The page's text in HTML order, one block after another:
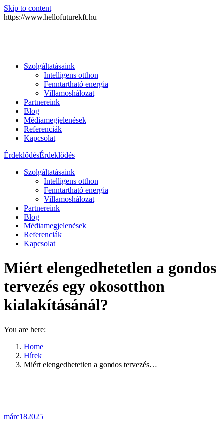
Skip to content
https://www.hellofuturekft.hu
Szolgáltatásaink
Intelligens otthon
Fenntartható energia
Villamoshálozat
Partnereink
Blog
Médiamegjelenések
Referenciák
Kapcsolat
ÉrdeklődésÉrdeklődés
Szolgáltatásaink
Intelligens otthon
Fenntartható energia
Villamoshálozat
Partnereink
Blog
Médiamegjelenések
Referenciák
Kapcsolat
Miért elengedhetetlen a gondos
tervezés egy okosotthon
kialakításánál?
You are here:
Home
Hírek
Miért elengedhetetlen a gondos tervezés…
márc182025